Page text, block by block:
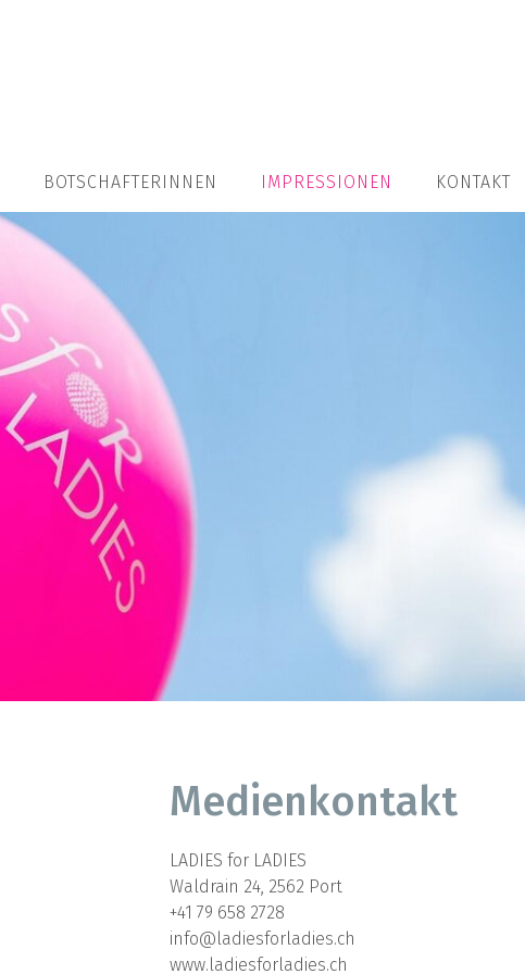
BOTSCHAFTERINNEN IMPRESSIONEN KONTAKT
Me­di­en­kon­takt
LA­DIES for LA­DIES
Wald­rain 24, 2562 Port
+41 79 658 2728
in­fo@​la­dies­for­la­dies.​ch
www.​la­dies­for­la­dies.​ch